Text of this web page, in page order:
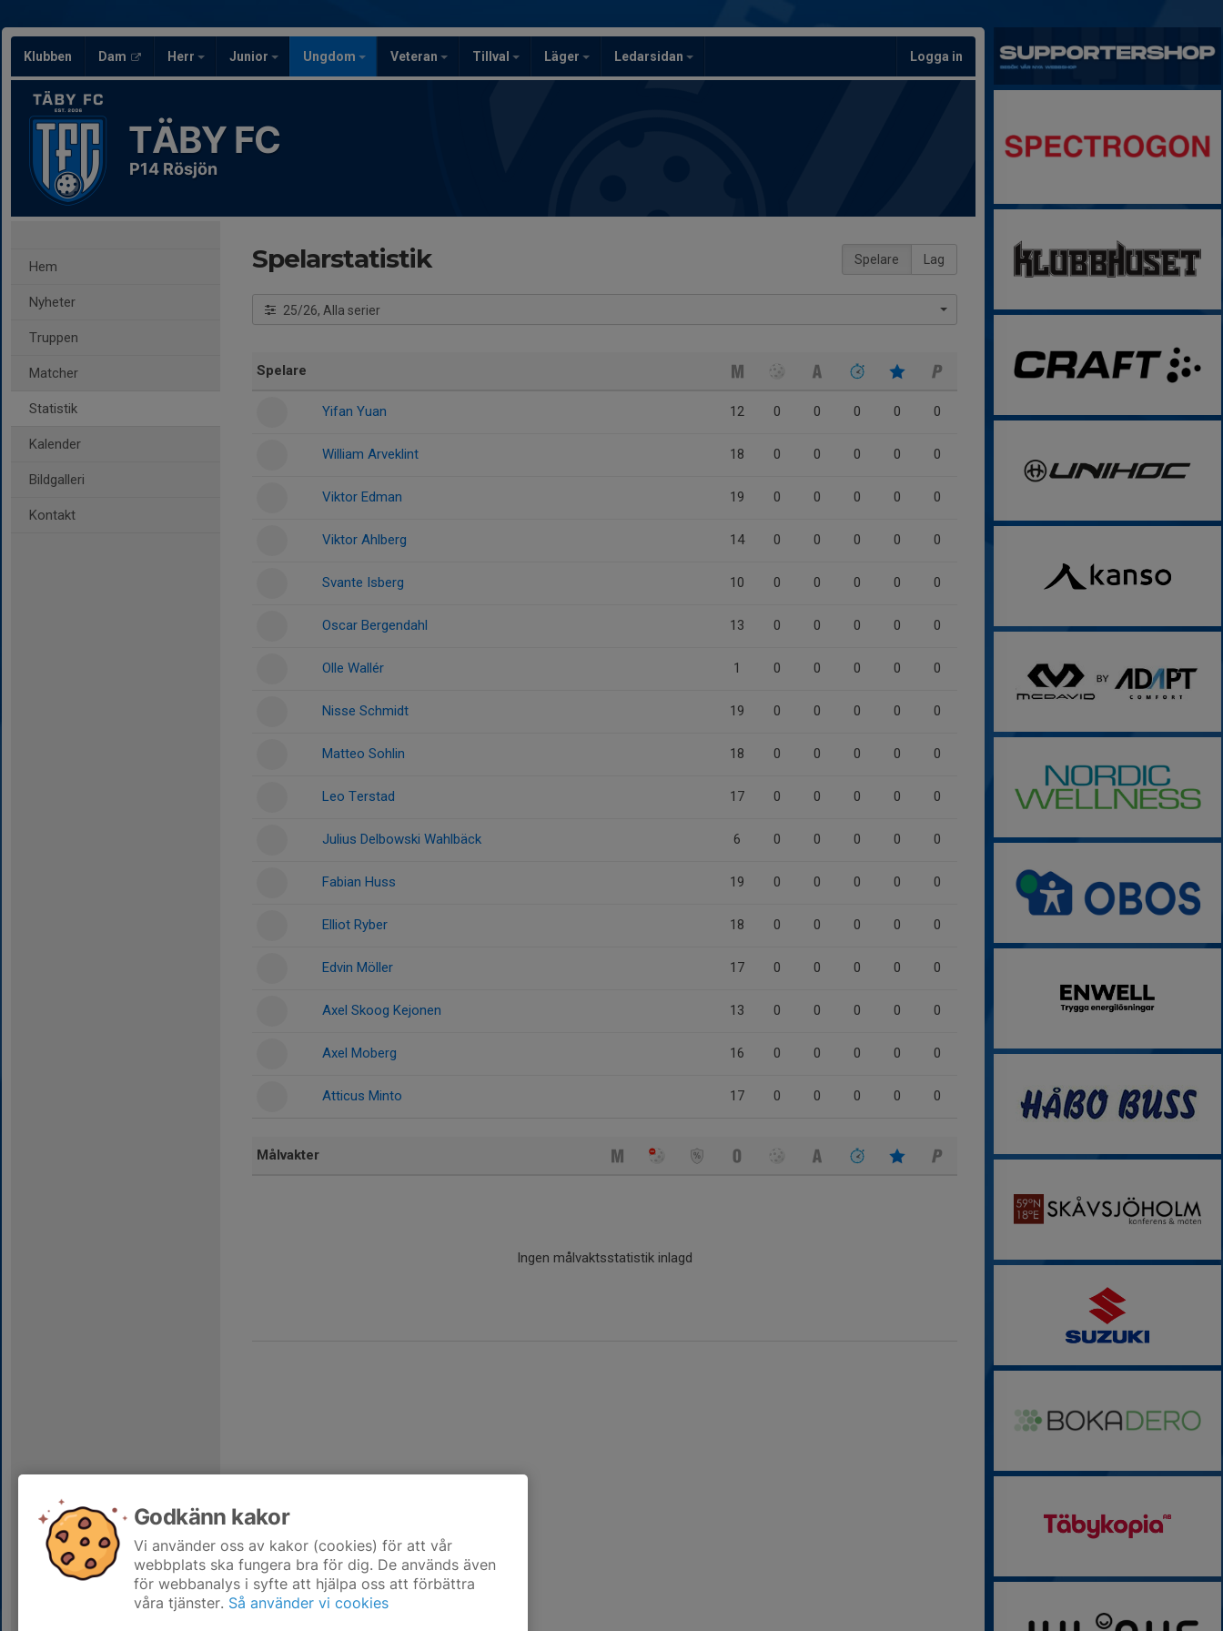
Klubben Dam Herr Junior Ungdom Veteran Tillval Läger Ledarsidan Logga in
TÄBY FC
P14 Rösjön
Hem
Nyheter
Truppen
Matcher
Statistik
Kalender
Bildgalleri
Kontakt
Spelare Lag
Spelarstatistik
25/26, Alla serier
Spelare
Yifan Yuan 12 0 0 0 0 0
William Arveklint 18 0 0 0 0 0
Viktor Edman 19 0 0 0 0 0
Viktor Ahlberg 14 0 0 0 0 0
Svante Isberg 10 0 0 0 0 0
Oscar Bergendahl 13 0 0 0 0 0
Olle Wallér 1 0 0 0 0 0
Nisse Schmidt 19 0 0 0 0 0
Matteo Sohlin 18 0 0 0 0 0
Leo Terstad 17 0 0 0 0 0
Julius Delbowski Wahlbäck 6 0 0 0 0 0
Fabian Huss 19 0 0 0 0 0
Elliot Ryber 18 0 0 0 0 0
Edvin Möller 17 0 0 0 0 0
Axel Skoog Kejonen 13 0 0 0 0 0
Axel Moberg 16 0 0 0 0 0
Atticus Minto 17 0 0 0 0 0
Målvakter
Ingen målvaktsstatistik inlagd
Godkänn kakor
Vi använder oss av kakor (cookies) för att vår
webbplats ska fungera bra för dig. De används även
för webbanalys i syfte att hjälpa oss att förbättra
våra tjänster. Så använder vi cookies